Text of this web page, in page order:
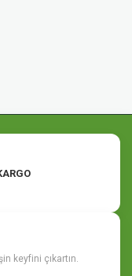
keyfini çıkartın.